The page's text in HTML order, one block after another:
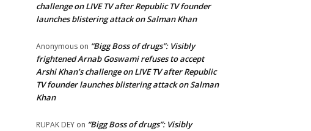
challenge on LIVE TV after Republic TV founder
launches blistering attack on Salman Khan
Anonymous on “Bigg Boss of drugs”: Visibly
frightened Arnab Goswami refuses to accept
Arshi Khan’s challenge on LIVE TV after Republic
TV founder launches blistering attack on Salman
Khan
RUPAK DEY on “Bigg Boss of drugs”: Visibly